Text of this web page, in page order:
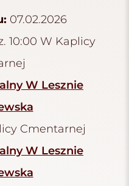
07.02.2026
10:00 W Kaplicy
W Lesznie
Cmentarnej
W Lesznie